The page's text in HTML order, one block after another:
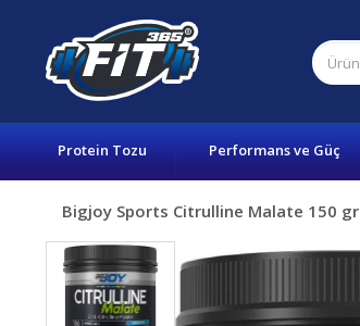
Protein Tozu Performans ve Güç
Bigjoy Sports Citrulline Malate 150 gr